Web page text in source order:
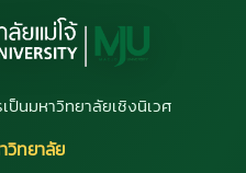
ป็นมหาวิทยาลัยเชิงนิเวศ
ทยาลัย